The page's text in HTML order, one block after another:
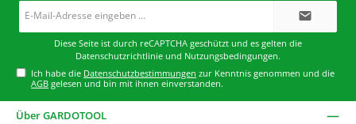
Diese Seite ist durch reCAPTCHA geschützt und es gelten die
Datenschutzrichtlinie und Nutzungsbedingungen.
Ich habe die Datenschutzbestimmungen zur Kenntnis genommen und die
AGB gelesen und bin mit ihnen einverstanden.
Über GARDOTOOL